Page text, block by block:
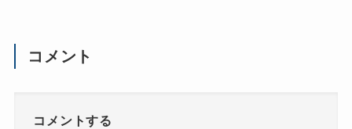
コメント
コメントする